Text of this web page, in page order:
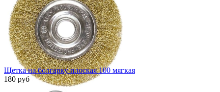
Щетка на болгарку плоская 100 мягкая
180 руб